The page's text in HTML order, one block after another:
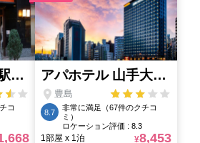
クイン/チェックアウト
待機
アウト（プライベート）
サービス